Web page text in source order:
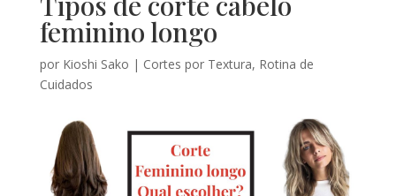
feminino longo
por Kioshi Sako | Cortes por Textura, Rotina de
Cuidados